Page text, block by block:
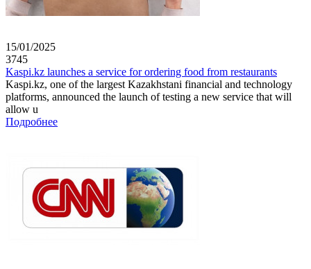
15/01/2025
3745
Kaspi.kz launches a service for ordering food from restaurants
Kaspi.kz, one of the largest Kazakhstani financial and technology
platforms, announced the launch of testing a new service that will
allow u
Подробнее